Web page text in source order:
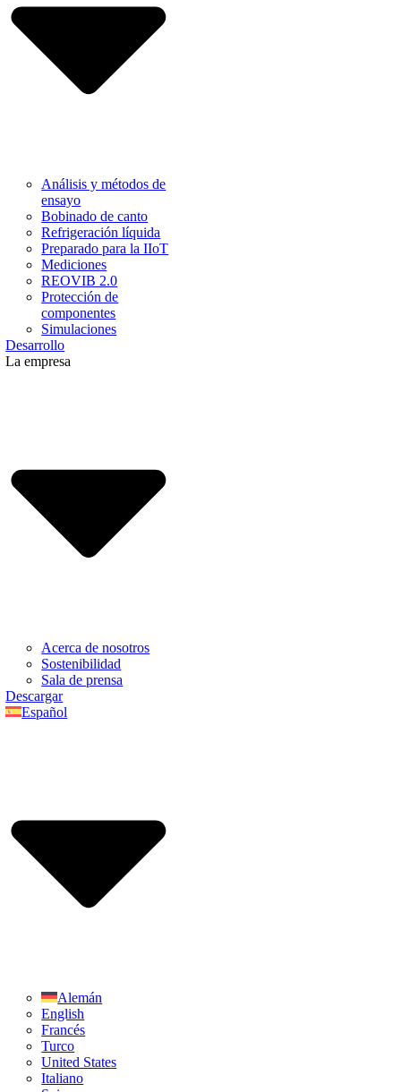
Análisis y métodos de
ensayo
Bobinado de canto
Refrigeración líquida
Preparado para la IIoT
Mediciones
REOVIB 2.0
Protección de
componentes
Simulaciones
Desarrollo
La empresa
Acerca de nosotros
Sostenibilidad
Sala de prensa
Descargar
Español
Alemán
English
Francés
Turco
United States
Italiano